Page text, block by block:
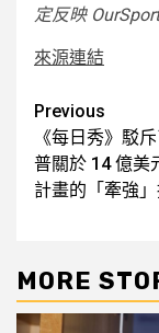
定反映
來源連結
Post
Previous
《每日秀》駁
普關於 14 億美
計畫的「牽強
MORE